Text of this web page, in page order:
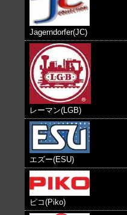
Jagerndorfer(JC)
レーマン(LGB)
エズー(ESU)
ピコ(Piko)